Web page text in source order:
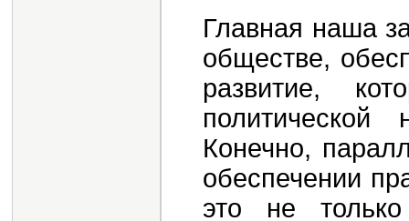
Главная наша
обществе,
развитие,
политической
Конечно,
обеспечении
это не